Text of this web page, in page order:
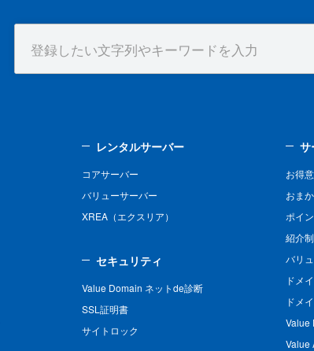
レンタルサーバー
コアサーバー
バリューサーバー
XREA（エクスリア）
セキュリティ
Value Domain ネットde診断
SSL証明書
サイトロック
サ
お得
おま
ポイ
紹介
バリ
ドメ
ドメ
Value
Value